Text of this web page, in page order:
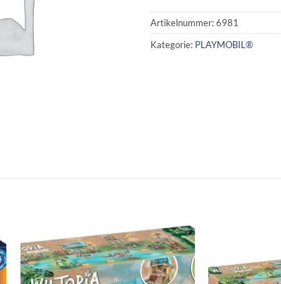
Artikelnummer:6981
Kategorie: PLAYMOBIL®
Auf die
Wunschliste